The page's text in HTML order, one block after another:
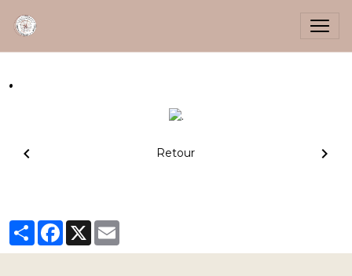
.
Retour
PartagerFacebook
X